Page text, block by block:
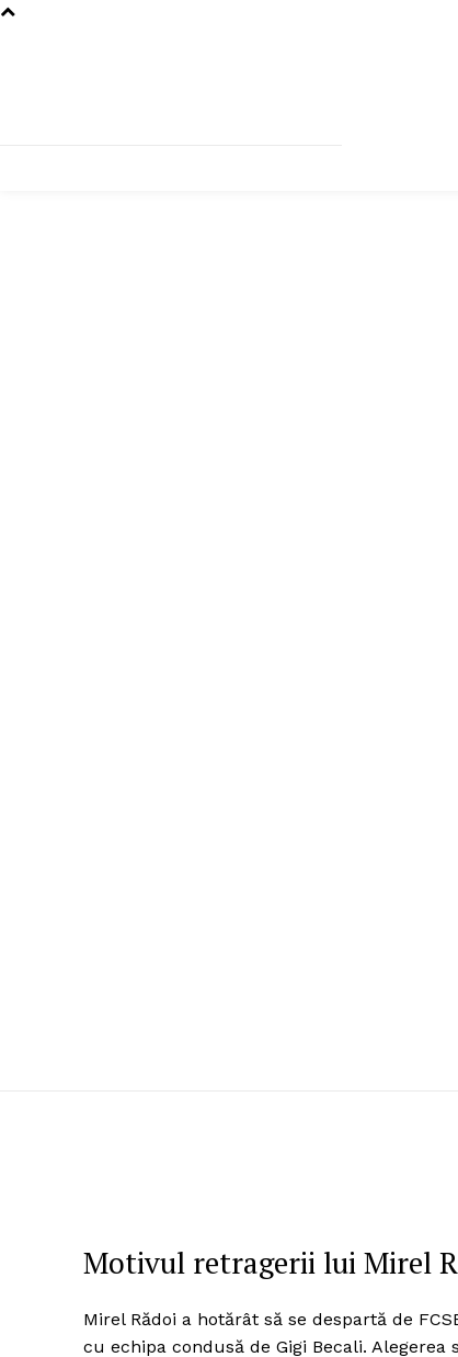
Motivul retragerii lui Mirel
Mirel Rădoi a hotărât să se despartă de
cu echipa condusă de Gigi Becali.